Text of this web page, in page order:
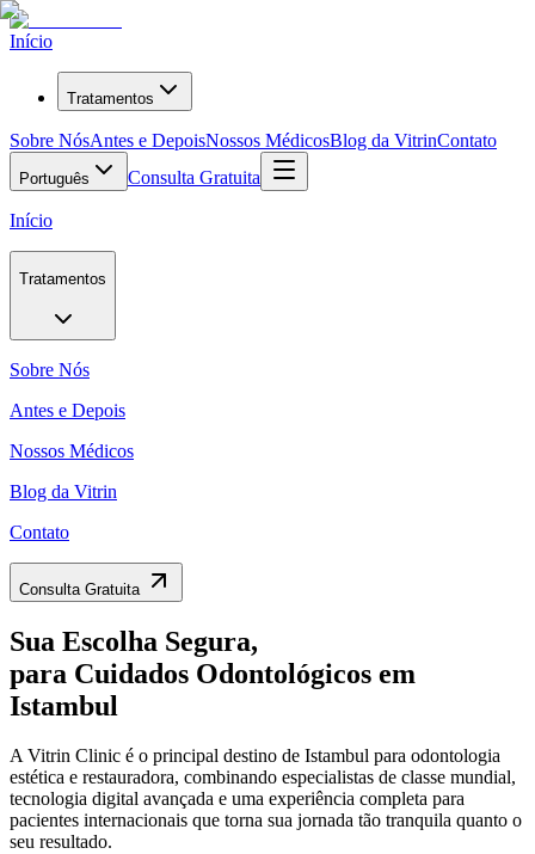
Início
Tratamentos
Sobre NósAntes e DepoisNossos MédicosBlog da VitrinContato
Português Consulta Gratuita
Início
Tratamentos
Sobre Nós
Antes e Depois
Nossos Médicos
Blog da Vitrin
Contato
Consulta Gratuita
Sua Escolha Segura,
para Cuidados Odontológicos em
Istambul
A Vitrin Clinic é o principal destino de Istambul para odontologia
estética e restauradora, combinando especialistas de classe mundial,
tecnologia digital avançada e uma experiência completa para
pacientes internacionais que torna sua jornada tão tranquila quanto o
seu resultado.